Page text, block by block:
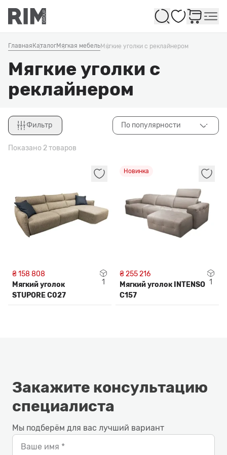
Избранное
Главная КаталогМягкая мебельМягкие уголки с реклайнером
Мягкие уголки с
реклайнером
Фильтр
Закрыть
По популярности
Показано 2 товаров
₴ 158 808
Мягкий уголок
STUPORE C027
1
Новинка
₴ 255 216
Мягкий уголок INTENSO
C157
1
Закажите консультацию
специалиста
Мы подберём для вас лучший вариант